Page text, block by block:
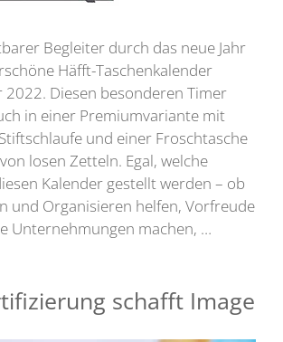
Begleiter durch das neue Jahr
Häfft-Taschenkalender
2022. Diesen besonderen Timer
in einer Premiumvariante mit
und einer Froschtasche
losen Zetteln. Egal, welche
Kalender gestellt werden – ob
und Organisieren helfen, Vorfreude
Unternehmungen machen, …
schafft Image